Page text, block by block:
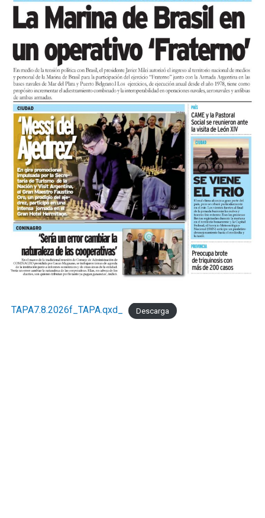
TAPA7.8.2026f_TAPA.qxd_ Descarga